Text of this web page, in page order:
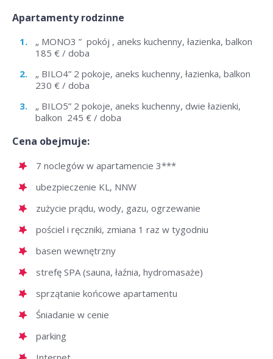
Apartamenty rodzinne
„ MONO3 ” pokój , aneks kuchenny, łazienka, balkon
185 € / doba
„ BILO4” 2 pokoje, aneks kuchenny, łazienka, balkon
230 € / doba
„ BILO5” 2 pokoje, aneks kuchenny, dwie łazienki,
balkon 245 € / doba
Cena obejmuje:
7 noclegów w apartamencie 3***
ubezpieczenie KL, NNW
zużycie prądu, wody, gazu, ogrzewanie
pościel i ręczniki, zmiana 1 raz w tygodniu
basen wewnętrzny
strefę SPA (sauna, łaźnia, hydromasaże)
sprzątanie końcowe apartamentu
Śniadanie w cenie
parking